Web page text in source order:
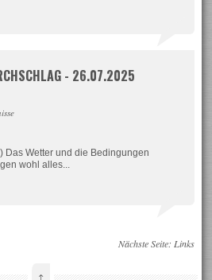
- 26.07.2025
Das Wetter und die Bedingungen
wohl alles...
Nächste Seite: Links
↑